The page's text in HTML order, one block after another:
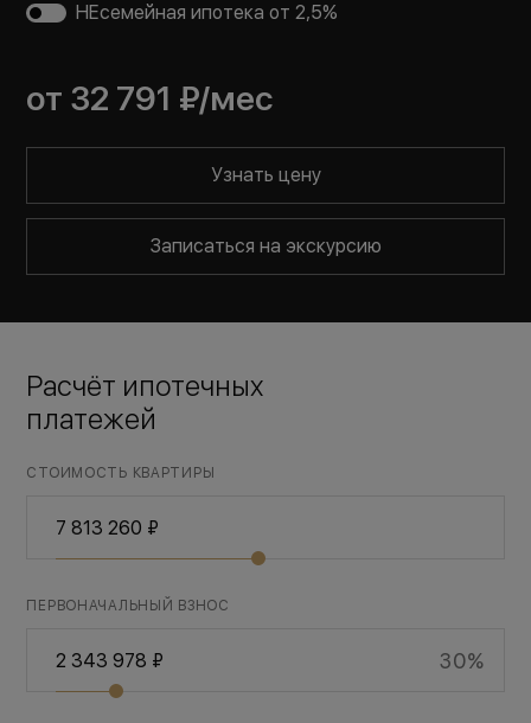
НЕсемейная ипотека от 2,5%
от 32 791 ₽/мес
Узнать цену
Записаться на экскурсию
Расчёт ипотечных
платежей
СТОИМОСТЬ КВАРТИРЫ
ПЕРВОНАЧАЛЬНЫЙ ВЗНОС
30%